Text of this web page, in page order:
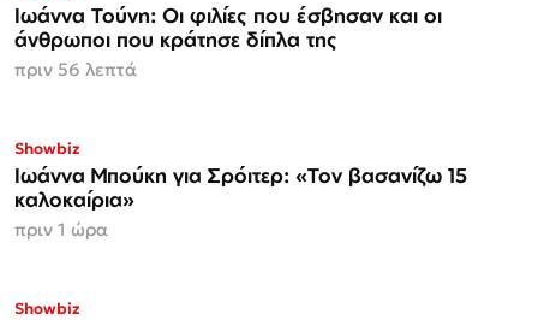
Ιωάννα Τούνη: Οι φιλίες που έσβησαν και οι
άνθρωποι που κράτησε δίπλα της
πριν 56 λεπτά
Showbiz
Ιωάννα Μπούκη για Σρόιτερ: «Τον βασανίζω 15
καλοκαίρια»
πριν 1 ώρα
Showbiz